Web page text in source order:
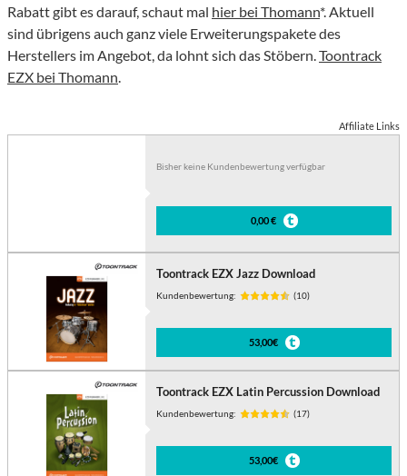
Rabatt gibt es darauf, schaut mal hier bei Thomann*. Aktuell
sind übrigens auch ganz viele Erweiterungspakete des
Herstellers im Angebot, da lohnt sich das Stöbern.Toontrack
EZX bei Thomann.
Affiliate Links
Bisher keine Kundenbewertung verfügbar
0,00 €
Toontrack EZX Jazz Download
Kundenbewertung: (10)
53,00€
Toontrack EZX Latin Percussion Download
Kundenbewertung: (17)
53,00€